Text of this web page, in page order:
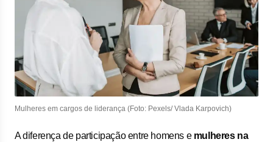
Mulheres em cargos de liderança (Foto: Pexels/ Vlada Karpovich)
A diferença de participação entre homens e mulheres na